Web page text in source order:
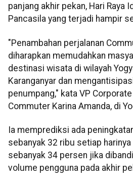
panjang akhir pekan, Hari Raya
Pancasila yang terjadi hampir
"Penambahan perjalanan
diharapkan memudahkan
destinasi wisata di wilayah
Karanganyar dan
penumpang," kata VP
Commuter Karina Amanda, di
Ia memprediksi ada
sebanyak 32 ribu setiap
sebanyak 34 persen jika
volume pengguna pada akhir